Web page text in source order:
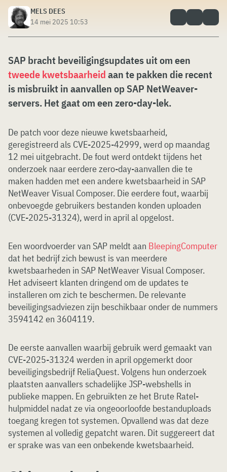
MELS DEES
14 mei 2025 10:53
SAP bracht beveiligingsupdates uit om een
tweede kwetsbaarheidaan te pakken die recent
is misbruikt in aanvallen op SAP NetWeaver-
servers. Het gaat om een zero-day-lek.
De patch voor deze nieuwe kwetsbaarheid,
geregistreerd als CVE-2025-42999, werd op maandag
12 mei uitgebracht. De fout werd ontdekt tijdens het
onderzoek naar eerdere zero-day-aanvallen die te
maken hadden met een andere kwetsbaarheid in SAP
NetWeaver Visual Composer. Die eerdere fout, waarbij
onbevoegde gebruikers bestanden konden uploaden
(CVE-2025-31324), werd in april al opgelost.
Een woordvoerder van SAP meldt aan BleepingComputer
dat het bedrijf zich bewust is van meerdere
kwetsbaarheden in SAP NetWeaver Visual Composer.
Het adviseert klanten dringend om de updates te
installeren om zich te beschermen. De relevante
beveiligingsadviezen zijn beschikbaar onder de nummers
3594142 en 3604119.
De eerste aanvallen waarbij gebruik werd gemaakt van
CVE-2025-31324 werden in april opgemerkt door
beveiligingsbedrijf ReliaQuest. Volgens hun onderzoek
plaatsten aanvallers schadelijke JSP-webshells in
publieke mappen. En gebruikten ze het Brute Ratel-
hulpmiddel nadat ze via ongeoorloofde bestanduploads
toegang kregen tot systemen. Opvallend was dat deze
systemen al volledig gepatcht waren. Dit suggereert dat
er sprake was van een onbekende kwetsbaarheid.